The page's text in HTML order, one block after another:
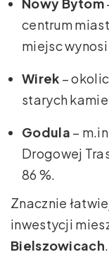
centrum
miejsc
Wirek –
starych
Godula –
Drogowej
86 %.
Znacznie
inwestycji
Bielszowicach